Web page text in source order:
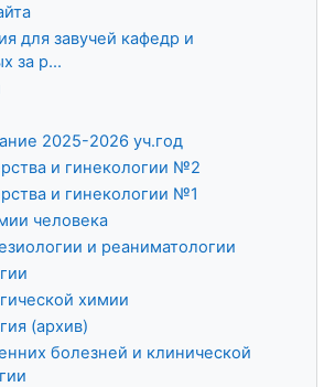
для завучей кафедр и
за р...
2025-2026 уч.год
и гинекологии №2
и гинекологии №1
человека
и реаниматологии
химии
(архив)
болезней и клинической